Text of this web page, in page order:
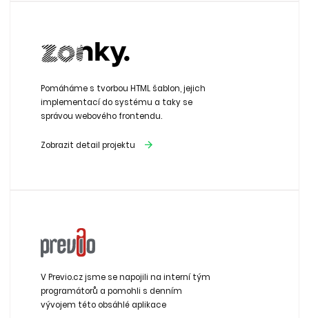
Pomáháme ​s​ tvorbou HTML šablon, ​jejich​ ​
implementací do systému a taky ​se
správou webového frontendu.
Zobrazit detail projektu
V Previo.cz jsme se napojili na interní tým
programátorů a pomohli s denním
vývojem této obsáhlé aplikace